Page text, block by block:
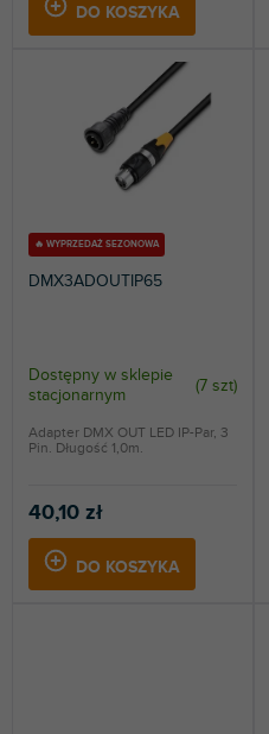
DO KOSZYKA
🔥 WYPRZEDAŻ SEZONOWA
DMX3ADOUTIP65
Dostępny w sklepie
stacjonarnym
(7 szt)
40,10 zł
DO KOSZYKA
Adapter DMX OUT LED IP-Par, 3
Pin. Długość 1,0m.